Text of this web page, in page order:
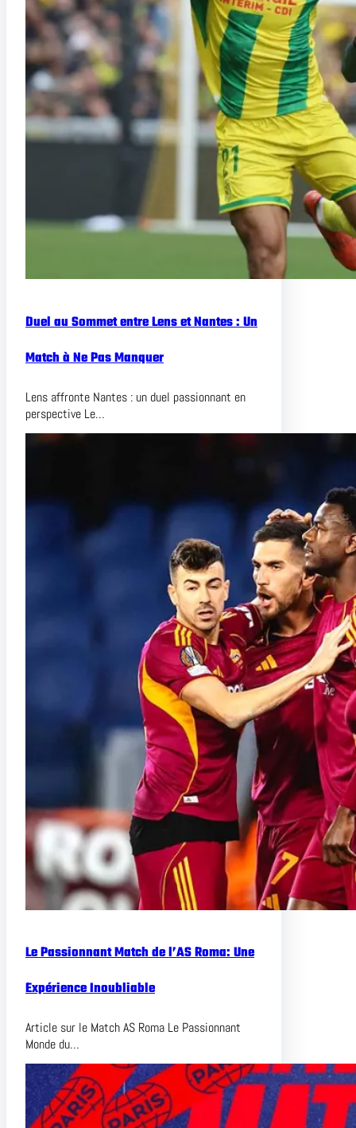
Duel au Sommet entre Lens et Nantes : Un
Match à Ne Pas Manquer
Lens affronte Nantes : un duel passionnant en
perspective Le…
Le Passionnant Match de l’AS Roma: Une
Expérience Inoubliable
Article sur le Match AS Roma Le Passionnant
Monde du…